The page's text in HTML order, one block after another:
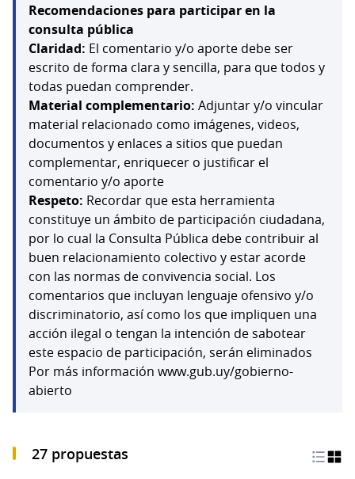
Recomendaciones para participar en la
consulta pública
Claridad: El comentario y/o aporte debe ser
escrito de forma clara y sencilla, para que todos y
todas puedan comprender.
Material complementario: Adjuntar y/o vincular
material relacionado como imágenes, videos,
documentos y enlaces a sitios que puedan
complementar, enriquecer o justificar el
comentario y/o aporte
Respeto: Recordar que esta herramienta
constituye un ámbito de participación ciudadana,
por lo cual la Consulta Pública debe contribuir al
buen relacionamiento colectivo y estar acorde
con las normas de convivencia social. Los
comentarios que incluyan lenguaje ofensivo y/o
discriminatorio, así como los que impliquen una
acción ilegal o tengan la intención de sabotear
este espacio de participación, serán eliminados
Por más información www.gub.uy/gobierno-
abierto
27 propuestas